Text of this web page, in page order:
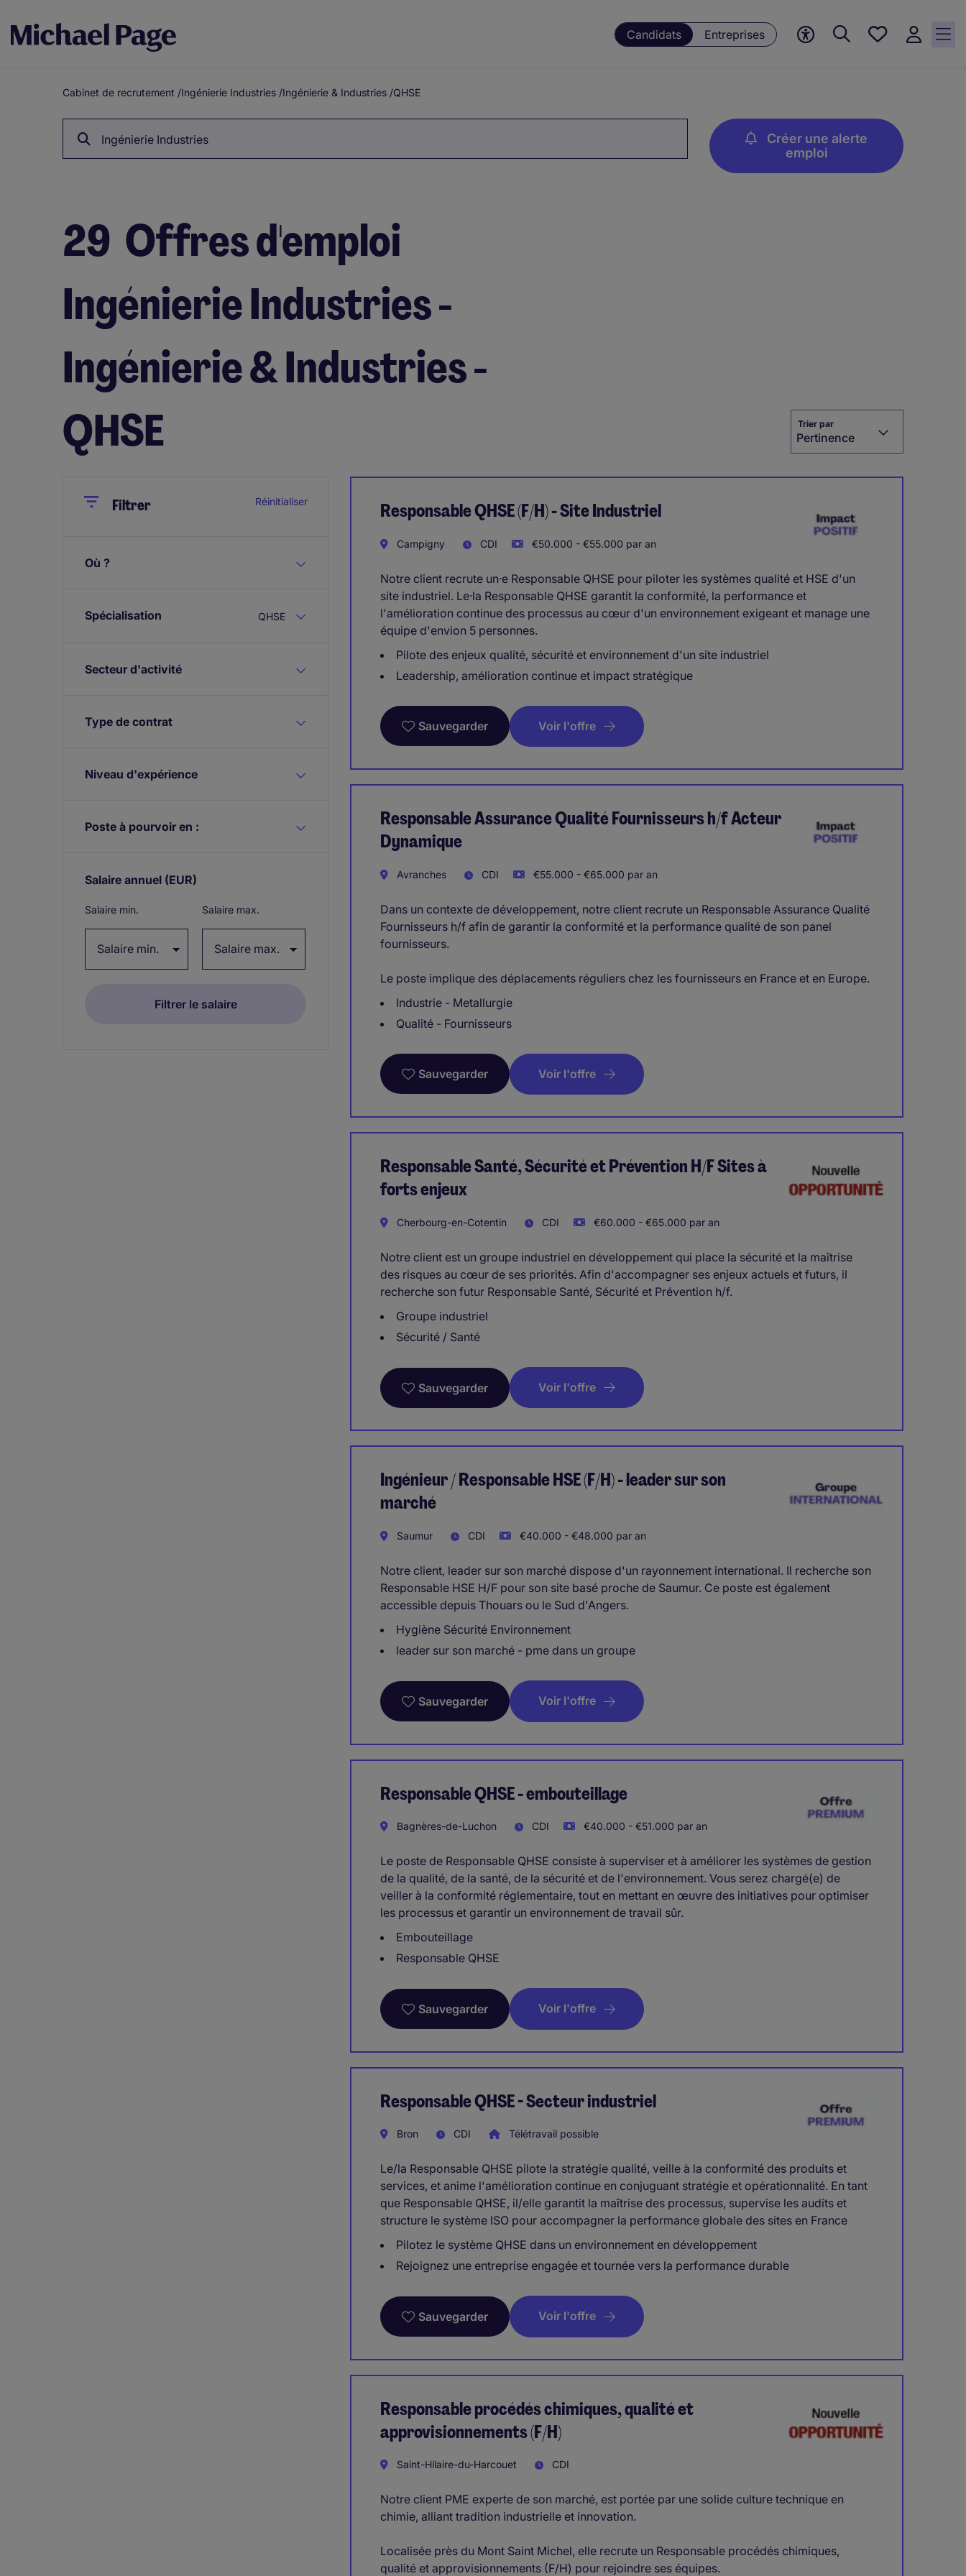
Candidats Entreprises
Mes offres, 0
Fil
d'Ariane
Cabinet de recrutement /Ingénierie Industries /Ingénierie & Industries /QHSE
Ingénierie Industries
Créer une alerte
emploi
29 Offres d'emploi
Ingénierie Industries -
Ingénierie & Industries -
QHSE
Trier par
Pertinence
CloseFiltrer Réinitialiser
Où ?
Spécialisation QHSE
Secteur d'activité
Type de contrat
Niveau d'expérience
Poste à pourvoir en :
Salaire annuel (EUR)
Salaire min. Salaire max.
Responsable QHSE (F/H) - Site Industriel
Campigny CDI €50.000 - €55.000 par an
Notre client recrute un·e Responsable QHSE pour piloter les systèmes qualité et HSE d'un
site industriel. Le·la Responsable QHSE garantit la conformité, la performance et
l'amélioration continue des processus au cœur d'un environnement exigeant et manage une
équipe d'envion 5 personnes.
Pilote des enjeux qualité, sécurité et environnement d'un site industriel
Leadership, amélioration continue et impact stratégique
Sauvegarder Voir l'offre
Responsable Assurance Qualité Fournisseurs h/f Acteur
Dynamique
Avranches CDI €55.000 - €65.000 par an
Dans un contexte de développement, notre client recrute un Responsable Assurance Qualité
Fournisseurs h/f afin de garantir la conformité et la performance qualité de son panel
fournisseurs.
Le poste implique des déplacements réguliers chez les fournisseurs en France et en Europe.
Industrie - Metallurgie
Qualité - Fournisseurs
Sauvegarder Voir l'offre
Responsable Santé, Sécurité et Prévention H/F Sites à
forts enjeux
Cherbourg-en-Cotentin CDI €60.000 - €65.000 par an
Notre client est un groupe industriel en développement qui place la sécurité et la maîtrise
des risques au cœur de ses priorités. Afin d'accompagner ses enjeux actuels et futurs, il
recherche son futur Responsable Santé, Sécurité et Prévention h/f.
Groupe industriel
Sécurité / Santé
Sauvegarder Voir l'offre
Ingénieur / Responsable HSE (F/H) - leader sur son
marché
Saumur CDI €40.000 - €48.000 par an
Notre client, leader sur son marché dispose d'un rayonnement international. Il recherche son
Responsable HSE H/F pour son site basé proche de Saumur. Ce poste est également
accessible depuis Thouars ou le Sud d'Angers.
Hygiène Sécurité Environnement
leader sur son marché - pme dans un groupe
Sauvegarder Voir l'offre
Responsable QHSE - embouteillage
Bagnères-de-Luchon CDI €40.000 - €51.000 par an
Le poste de Responsable QHSE consiste à superviser et à améliorer les systèmes de gestion
de la qualité, de la santé, de la sécurité et de l'environnement. Vous serez chargé(e) de
veiller à la conformité réglementaire, tout en mettant en œuvre des initiatives pour optimiser
les processus et garantir un environnement de travail sûr.
Embouteillage
Responsable QHSE
Sauvegarder Voir l'offre
Responsable QHSE - Secteur industriel
Bron CDI Télétravail possible
Le/la Responsable QHSE pilote la stratégie qualité, veille à la conformité des produits et
services, et anime l'amélioration continue en conjuguant stratégie et opérationnalité. En tant
que Responsable QHSE, il/elle garantit la maîtrise des processus, supervise les audits et
structure le système ISO pour accompagner la performance globale des sites en France
Pilotez le système QHSE dans un environnement en développement
Rejoignez une entreprise engagée et tournée vers la performance durable
Sauvegarder Voir l'offre
Responsable procédés chimiques, qualité et
approvisionnements (F/H)
Saint-Hilaire-du-Harcouet CDI
Notre client PME experte de son marché, est portée par une solide culture technique en
chimie, alliant tradition industrielle et innovation.
Localisée près du Mont Saint Michel, elle recrute un Responsable procédés chimiques,
qualité et approvisionnements (F/H) pour rejoindre ses équipes.